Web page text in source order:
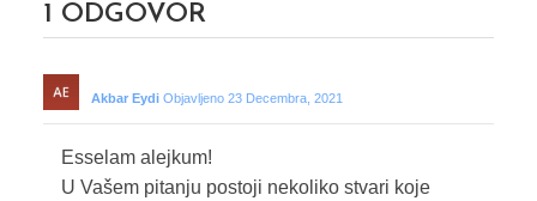
1 ODGOVOR
Akbar Eydi Objavljeno 23 Decembra, 2021
Esselam alejkum!
U Vašem pitanju postoji nekoliko stvari koje